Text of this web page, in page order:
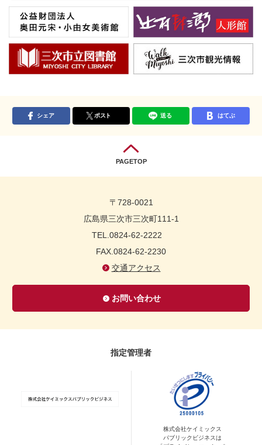
シェア ポスト 送る はてぶ
PAGETOP
〒728-0021
広島県三次市三次町111-1
TEL.0824-62-2222
FAX.0824-62-2230
交通アクセス
お問い合わせ
指定管理者
株式会社ケイミックス
パブリックビジネスは